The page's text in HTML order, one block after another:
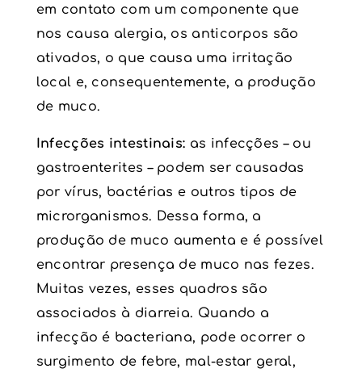
em contato com um componente que
nos causa alergia, os anticorpos são
ativados, o que causa uma irritação
local e, consequentemente, a produção
de muco.
Infecções intestinais: as infecções – ou
gastroenterites – podem ser causadas
por vírus, bactérias e outros tipos de
microrganismos. Dessa forma, a
produção de muco aumenta e é possível
encontrar presença de muco nas fezes.
Muitas vezes, esses quadros são
associados à diarreia. Quando a
infecção é bacteriana, pode ocorrer o
surgimento de febre, mal-estar geral,